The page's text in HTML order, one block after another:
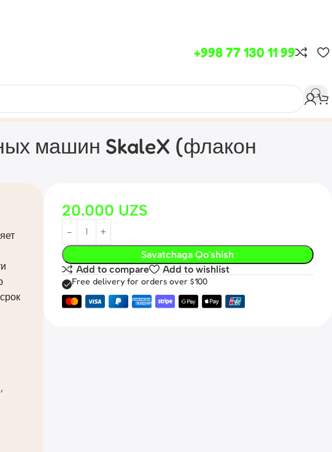
+998 77 130 11 99
машин SkaleX (флакон
20.000 UZS
Savatchaga Qo'shish
Add to compare
Add to wishlist
Free delivery for orders over $100